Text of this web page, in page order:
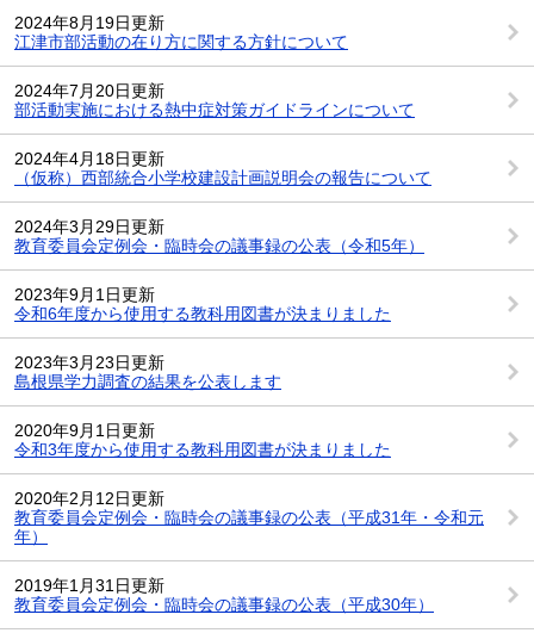
2024年8月19日更新
江津市部活動の在り方に関する方針について
2024年7月20日更新
部活動実施における熱中症対策ガイドラインについて
2024年4月18日更新
（仮称）西部統合小学校建設計画説明会の報告について
2024年3月29日更新
教育委員会定例会・臨時会の議事録の公表（令和5年）
2023年9月1日更新
令和6年度から使用する教科用図書が決まりました
2023年3月23日更新
島根県学力調査の結果を公表します
2020年9月1日更新
令和3年度から使用する教科用図書が決まりました
2020年2月12日更新
教育委員会定例会・臨時会の議事録の公表（平成31年・令和元
年）
2019年1月31日更新
教育委員会定例会・臨時会の議事録の公表（平成30年）